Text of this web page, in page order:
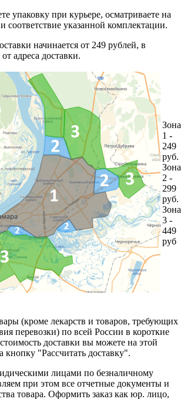
упаковку при курьере, осматриваете на
соответствие указанной комплектации.
начинается от 249 рублей, в
адреса доставки.
Зона
1 -
249
руб.
Зона
2 -
299
руб.
Зона
3 -
449
руб
(кроме лекарств и товаров, требующих
перевозки) по всей России в короткие
доставки вы можете на этой
кнопку "Рассчитать доставку".
лицами по безналичному
при этом все отчетные документы и
товара. Оформить заказ как юр. лицо,